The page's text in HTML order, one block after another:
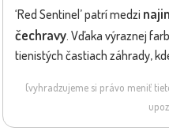
‘Red Sentinel’ patrí medzi
čechravy. Vďaka výraznej
tienistých častiach záhrady,
(vyhradzujeme si právo meniť